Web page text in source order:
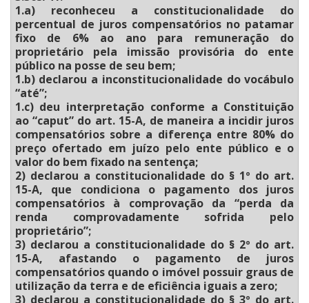
1.a) reconheceu a constitucionalidade do
percentual de juros compensatórios no patamar
fixo de 6% ao ano para remuneração do
proprietário pela imissão provisória do ente
público na posse de seu bem;
1.b) declarou a inconstitucionalidade do vocábulo
“até”;
1.c) deu interpretação conforme a Constituição
ao “caput” do art. 15-A, de maneira a incidir juros
compensatórios sobre a diferença entre 80% do
preço ofertado em juízo pelo ente público e o
valor do bem fixado na sentença;
2) declarou a constitucionalidade do § 1º do art.
15-A, que condiciona o pagamento dos juros
compensatórios à comprovação da “perda da
renda comprovadamente sofrida pelo
proprietário”;
3) declarou a constitucionalidade do § 2º do art.
15-A, afastando o pagamento de juros
compensatórios quando o imóvel possuir graus de
utilização da terra e de eficiência iguais a zero;
3) declarou a constitucionalidade do § 3º do art.